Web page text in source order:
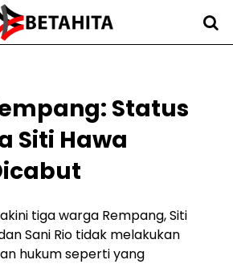
Status
Siti Hawa
tiga warga Rempang, Siti
Sani Rio tidak melakukan
hukum seperti yang